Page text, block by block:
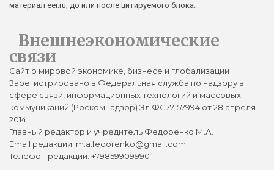
материал eer.ru, до или после цитируемого блока.
Внешнеэкономические
связи
Сайт о мировой экономике, бизнесе и глобализации
Зарегистрировано в Федеральная служба по надзору в
сфере связи, информационных технологий и массовых
коммуникаций (Роскомнадзор) Эл ФС77-57994 от 28 апреля
2014
Главный редактор и учредитель Федоренко М.А.
Email редакции: m.a.fedorenko@gmail.com.
Телефон редакции: +79859909990